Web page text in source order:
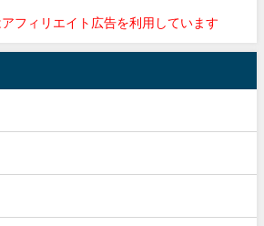
フィリエイト広告を利用しています